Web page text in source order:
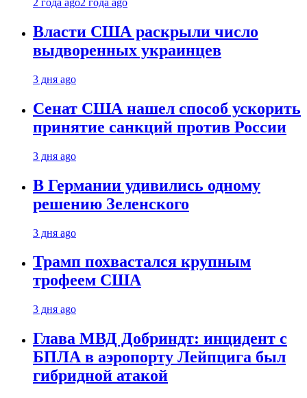
2 года ago2 года ago
Власти США раскрыли число
выдворенных украинцев
3 дня ago
Сенат США нашел способ ускорить
принятие санкций против России
3 дня ago
В Германии удивились одному
решению Зеленского
3 дня ago
Трамп похвастался крупным
трофеем США
3 дня ago
Глава МВД Добриндт: инцидент с
БПЛА в аэропорту Лейпцига был
гибридной атакой